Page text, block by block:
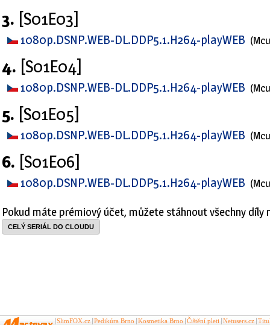
3. [S01E03]
1080p.DSNP.WEB-DL.DDP5.1.H264-playWEB
4. [S01E04]
1080p.DSNP.WEB-DL.DDP5.1.H264-playWEB
5. [S01E05]
1080p.DSNP.WEB-DL.DDP5.1.H264-playWEB
6. [S01E06]
1080p.DSNP.WEB-DL.DDP5.1.H264-playWEB
Pokud máte prémiový účet, můžete stáhnout všechny díly
CELÝ SERIÁL DO CLOUDU
SlimFOX.cz Pedikúra Brno Kosmetika Brno Čištění pleti Netusers.cz